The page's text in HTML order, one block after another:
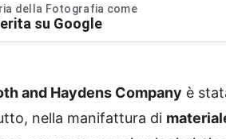
della Fotografia come
su Google
and Haydens Company è
nella manifattura di